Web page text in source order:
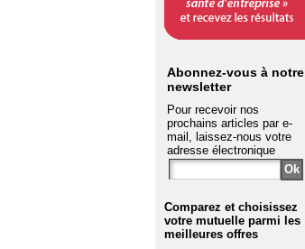
Abonnez-vous à notre
newsletter
Pour recevoir nos
prochains articles par e-
mail, laissez-nous votre
adresse électronique
Comparez et choisissez
votre mutuelle parmi les
meilleures offres